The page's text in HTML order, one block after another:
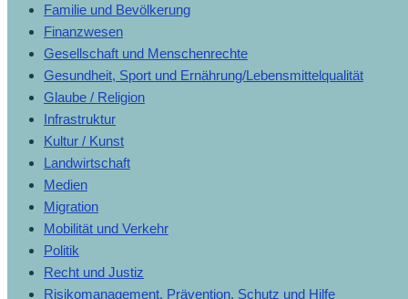
Familie und Bevölkerung
Finanzwesen
Gesellschaft und Menschenrechte
Gesundheit, Sport und Ernährung/Lebensmittelqualität
Glaube / Religion
Infrastruktur
Kultur / Kunst
Landwirtschaft
Medien
Migration
Mobilität und Verkehr
Politik
Recht und Justiz
Risikomanagement, Prävention, Schutz und Hilfe